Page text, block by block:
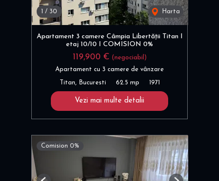
1 / 30 Harta
Apartament 3 camere Câmpia Libertății Titan I
etaj 10/10 I COMISION 0%
119,900 € (negociabil)
Apartament cu 3 camere de vânzare
Titan, Bucuresti 62.5 mp 1971
Vezi mai multe detalii
Comision 0%